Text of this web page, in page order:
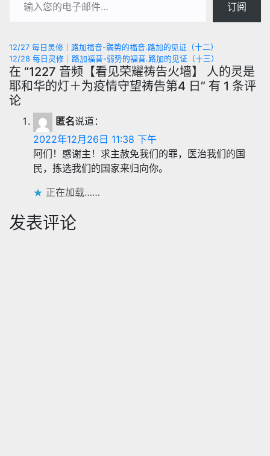
订阅
文
章
导
航
12/27 每日灵修｜路加福音-弱势的福音.路加的见证（十二）
12/28 每日灵修｜路加福音-弱势的福音.路加的见证（十三）
在 “1227 音频【看见荣耀祷告火墙】 人的灵是
耶和华的灯＋为疫情守望祷告第4 日” 有 1 条评
论
匿名说道：
2022年12月26日 11:38 下午
阿们！感谢主！求主赦免我们的罪，医治我们的国
民，拣选我们的国家来归向你。
正在加载……
发表评论